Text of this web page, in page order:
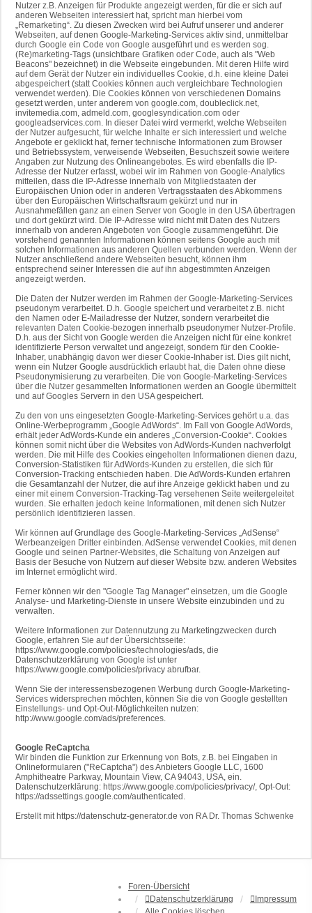
Nutzer z.B. Anzeigen für Produkte angezeigt werden, für die er sich auf
anderen Webseiten interessiert hat, spricht man hierbei vom
„Remarketing“. Zu diesen Zwecken wird bei Aufruf unserer und anderer
Webseiten, auf denen Google-Marketing-Services aktiv sind, unmittelbar
durch Google ein Code von Google ausgeführt und es werden sog.
(Re)marketing-Tags (unsichtbare Grafiken oder Code, auch als "Web
Beacons" bezeichnet) in die Webseite eingebunden. Mit deren Hilfe wird
auf dem Gerät der Nutzer ein individuelles Cookie, d.h. eine kleine Datei
abgespeichert (statt Cookies können auch vergleichbare Technologien
verwendet werden). Die Cookies können von verschiedenen Domains
gesetzt werden, unter anderem von google.com, doubleclick.net,
invitemedia.com, admeld.com, googlesyndication.com oder
googleadservices.com. In dieser Datei wird vermerkt, welche Webseiten
der Nutzer aufgesucht, für welche Inhalte er sich interessiert und welche
Angebote er geklickt hat, ferner technische Informationen zum Browser
und Betriebssystem, verweisende Webseiten, Besuchszeit sowie weitere
Angaben zur Nutzung des Onlineangebotes. Es wird ebenfalls die IP-
Adresse der Nutzer erfasst, wobei wir im Rahmen von Google-Analytics
mitteilen, dass die IP-Adresse innerhalb von Mitgliedstaaten der
Europäischen Union oder in anderen Vertragsstaaten des Abkommens
über den Europäischen Wirtschaftsraum gekürzt und nur in
Ausnahmefällen ganz an einen Server von Google in den USA übertragen
und dort gekürzt wird. Die IP-Adresse wird nicht mit Daten des Nutzers
innerhalb von anderen Angeboten von Google zusammengeführt. Die
vorstehend genannten Informationen können seitens Google auch mit
solchen Informationen aus anderen Quellen verbunden werden. Wenn der
Nutzer anschließend andere Webseiten besucht, können ihm
entsprechend seiner Interessen die auf ihn abgestimmten Anzeigen
angezeigt werden.
Die Daten der Nutzer werden im Rahmen der Google-Marketing-Services
pseudonym verarbeitet. D.h. Google speichert und verarbeitet z.B. nicht
den Namen oder E-Mailadresse der Nutzer, sondern verarbeitet die
relevanten Daten Cookie-bezogen innerhalb pseudonymer Nutzer-Profile.
D.h. aus der Sicht von Google werden die Anzeigen nicht für eine konkret
identifizierte Person verwaltet und angezeigt, sondern für den Cookie-
Inhaber, unabhängig davon wer dieser Cookie-Inhaber ist. Dies gilt nicht,
wenn ein Nutzer Google ausdrücklich erlaubt hat, die Daten ohne diese
Pseudonymisierung zu verarbeiten. Die von Google-Marketing-Services
über die Nutzer gesammelten Informationen werden an Google übermittelt
und auf Googles Servern in den USA gespeichert.
Zu den von uns eingesetzten Google-Marketing-Services gehört u.a. das
Online-Werbeprogramm „Google AdWords“. Im Fall von Google AdWords,
erhält jeder AdWords-Kunde ein anderes „Conversion-Cookie“. Cookies
können somit nicht über die Websites von AdWords-Kunden nachverfolgt
werden. Die mit Hilfe des Cookies eingeholten Informationen dienen dazu,
Conversion-Statistiken für AdWords-Kunden zu erstellen, die sich für
Conversion-Tracking entschieden haben. Die AdWords-Kunden erfahren
die Gesamtanzahl der Nutzer, die auf ihre Anzeige geklickt haben und zu
einer mit einem Conversion-Tracking-Tag versehenen Seite weitergeleitet
wurden. Sie erhalten jedoch keine Informationen, mit denen sich Nutzer
persönlich identifizieren lassen.
Wir können auf Grundlage des Google-Marketing-Services „AdSense“
Werbeanzeigen Dritter einbinden. AdSense verwendet Cookies, mit denen
Google und seinen Partner-Websites, die Schaltung von Anzeigen auf
Basis der Besuche von Nutzern auf dieser Website bzw. anderen Websites
im Internet ermöglicht wird.
Ferner können wir den "Google Tag Manager" einsetzen, um die Google
Analyse- und Marketing-Dienste in unsere Website einzubinden und zu
verwalten.
Weitere Informationen zur Datennutzung zu Marketingzwecken durch
Google, erfahren Sie auf der Übersichtsseite:
https://www.google.com/policies/technologies/ads, die
Datenschutzerklärung von Google ist unter
https://www.google.com/policies/privacy abrufbar.
Wenn Sie der interessensbezogenen Werbung durch Google-Marketing-
Services widersprechen möchten, können Sie die von Google gestellten
Einstellungs- und Opt-Out-Möglichkeiten nutzen:
http://www.google.com/ads/preferences.
Google ReCaptcha
Wir binden die Funktion zur Erkennung von Bots, z.B. bei Eingaben in
Onlineformularen ("ReCaptcha") des Anbieters Google LLC, 1600
Amphitheatre Parkway, Mountain View, CA 94043, USA, ein.
Datenschutzerklärung: https://www.google.com/policies/privacy/, Opt-Out:
https://adssettings.google.com/authenticated.
Erstellt mit https://datenschutz-generator.de von RA Dr. Thomas Schwenke
Foren-Übersicht
Datenschutzerklärung
Impressum